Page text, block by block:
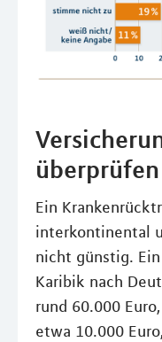
überprüfen
Ein
interkontinental
nicht günstig.
Karibik nach
rund 60.000
etwa 10.000